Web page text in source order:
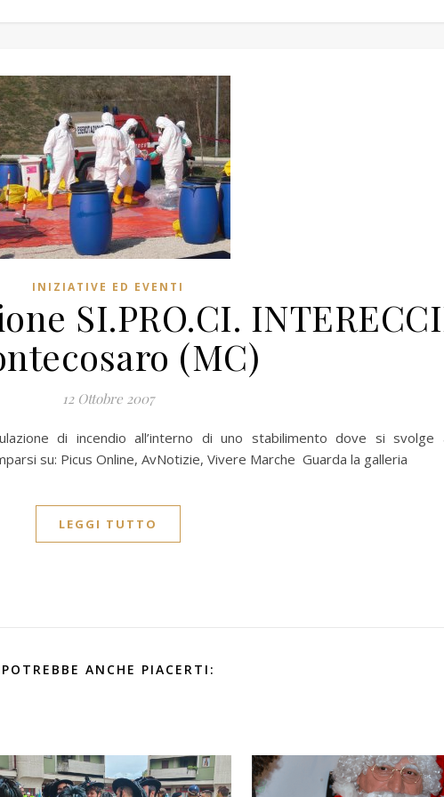
INIZIATIVE ED EVENTI
SI.PRO.CI.
(MC)
12 Ottobre 2007
di incendio all’interno di uno stabilimento dove si
su: Picus Online, AvNotizie, Vivere Marche Guarda la galleria
LEGGI TUTTO
POTREBBE ANCHE PIACERTI: